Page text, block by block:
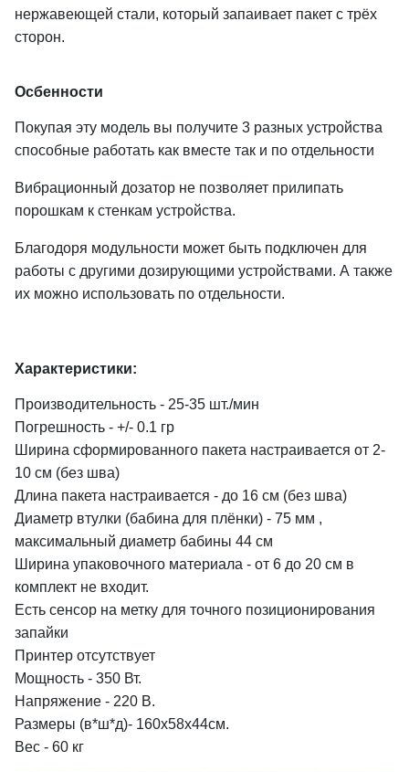
нержавеющей стали, который запаивает пакет с трёх
сторон.
Осбенности
Покупая эту модель вы получите 3 разных устройства
способные работать как вместе так и по отдельности
Вибрационный дозатор не позволяет прилипать
порошкам к стенкам устройства.
Благодоря модульности может быть подключен для
работы с другими дозирующими устройствами. А также
их можно использовать по отдельности.
Характеристики:
Производительность - 25-35 шт./мин
Погрешность - +/- 0.1 гр
Ширина сформированного пакета настраивается от 2-
10 см (без шва)
Длина пакета настраивается - до 16 см (без шва)
Диаметр втулки (бабина для плёнки) - 75 мм ,
максимальный диаметр бабины 44 см
Ширина упаковочного материала - от 6 до 20 см в
комплект не входит.
Есть сенсор на метку для точного позиционирования
запайки
Принтер отсутствует
Мощность - 350 Вт.
Напряжение - 220 В.
Размеры (в*ш*д)- 160х58х44см.
Вес - 60 кг